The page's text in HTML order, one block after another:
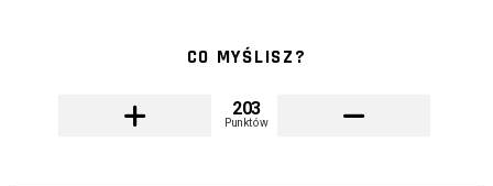
CO MYŚLISZ?
203
Punktów